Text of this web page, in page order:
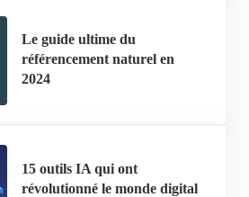
Le guide ultime du
référencement naturel en
2024
15 outils IA qui ont
révolutionné le monde digital